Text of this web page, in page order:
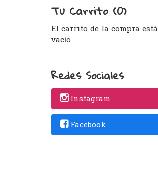
Tu Carrito (0)
El carrito de la compra está
vacío
Redes Sociales
Instagram
Facebook